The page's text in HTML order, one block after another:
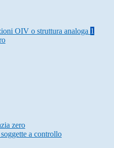
OIV o struttura analoga 1
zero
a controllo